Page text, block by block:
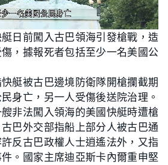
L
o
a
d
e
d
1
.
2
2
%
艇日前闖入古巴領海引發槍戰，造
，據報死者包括至少一名美國公
艇被古巴邊境防衛隊開槍攔截期
身亡，另一人受傷後送院治理。
非法闖入領海的美國快艇時遭槍
巴外交部指船上部分人被古巴通
反古巴政權人士逍遙法外，又指
。國家主席迪亞斯卡內爾重申堅